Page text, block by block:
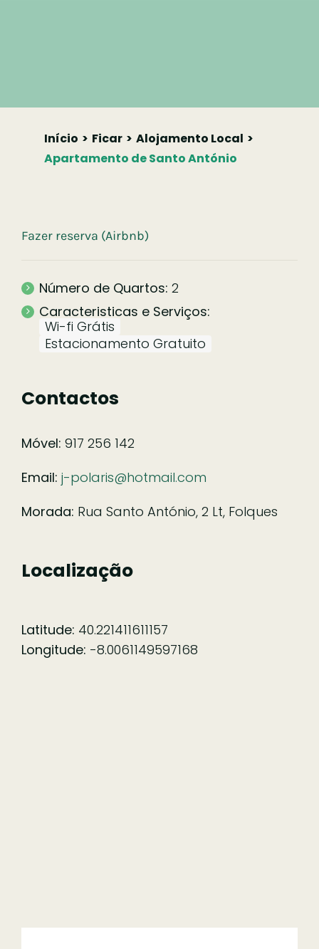
Início Ficar
Alojamento Local
Apartamento de Santo António
Fazer reserva (Airbnb)
Número de Quartos: 2
Caracteristicas e Serviços:
Wi-fi Grátis
Estacionamento Gratuito
Contactos
Móvel: 917 256 142
Email: j-polaris@hotmail.com
Morada: Rua Santo António, 2 Lt, Folques
Localização
Latitude: 40.221411611157
Longitude: -8.0061149597168